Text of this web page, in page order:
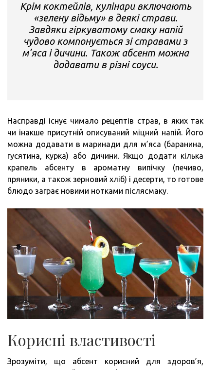
Крім коктейлів, кулінари включають
«зелену відьму» в деякі страви.
Завдяки гіркуватому смаку напій
чудово компонується зі стравами з
м’яса і дичини. Також абсент можна
додавати в різні соуси.
Насправді існує чимало рецептів страв, в яких так
чи інакше присутній описуваний міцний напій. Його
можна додавати в маринади для м’яса (баранина,
гусятина, курка) або дичини. Якщо додати кілька
крапель абсенту в ароматну випічку (печиво,
пряники, а також зерновий хліб) і десерти, то готове
блюдо заграє новими нотками післясмаку.
Корисні властивості
Зрозуміти, що абсент корисний для здоров’я,